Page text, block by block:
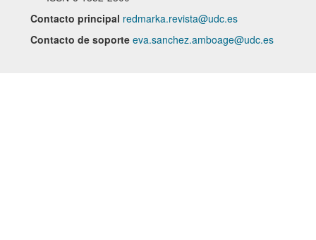
Contacto principal redmarka.revista@udc.es
Contacto de soporte eva.sanchez.amboage@udc.es